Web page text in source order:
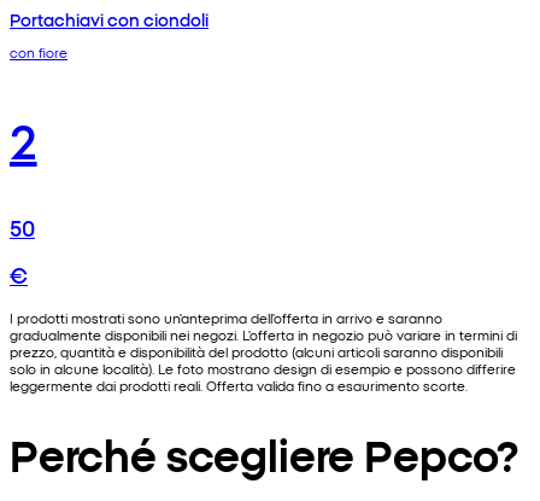
Portachiavi con ciondoli
con fiore
2
50
€
I prodotti mostrati sono un'anteprima dell'offerta in arrivo e saranno
gradualmente disponibili nei negozi. L'offerta in negozio può variare in termini di
prezzo, quantità e disponibilità del prodotto (alcuni articoli saranno disponibili
solo in alcune località). Le foto mostrano design di esempio e possono differire
leggermente dai prodotti reali. Offerta valida fino a esaurimento scorte.
Perché scegliere Pepco?